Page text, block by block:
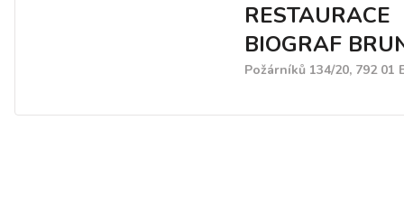
RESTAURACE
BIOGRAF
Požárníků 134/20, 792 01